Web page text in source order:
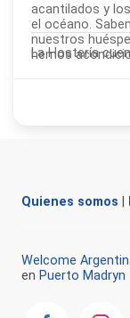
acantilados y
el océano.
nuestros
hemos
Quienes somos
Welcome
en Puerto Madryn